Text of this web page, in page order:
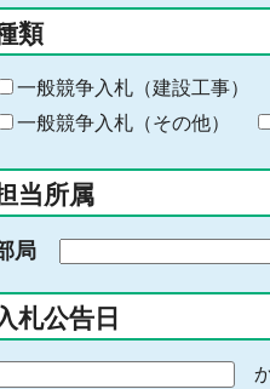
る
キ
ー
ー
入
力
類
一般競争入札（建設工事）
一般競争入札（その他）
当所属
局
札公告日